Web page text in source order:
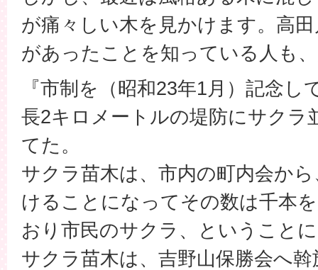
が痛々しい木を見かけます。高
があったことを知っている人も
『市制を（昭和23年1月）記念
長2キロメートルの堤防にサクラ
てた。
サクラ苗木は、市内の町内会か
けることになってその数は千本
おり市民のサクラ、ということ
サクラ苗木は、吉野山保勝会へ